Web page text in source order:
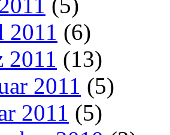
(6)
2011 (13)
2011 (5)
2011 (5)